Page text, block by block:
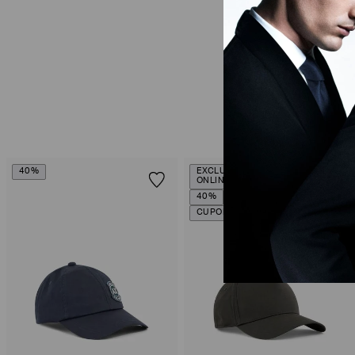
40%
EXCLUSIVIDADE
ONLINE
40%
CUPOM SALE10